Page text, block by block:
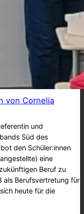
von Cornelia
und
Süd des
den Schüler:innen
eine
Beruf zu
als Berufsvertretung für
heute für die